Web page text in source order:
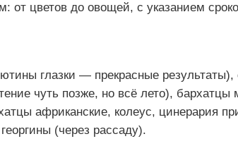
от цветов до овощей, с указанием
глазки — прекрасные
чуть позже, но всё лето), бархатцы
африканские, колеус, цинерария
(через рассаду).